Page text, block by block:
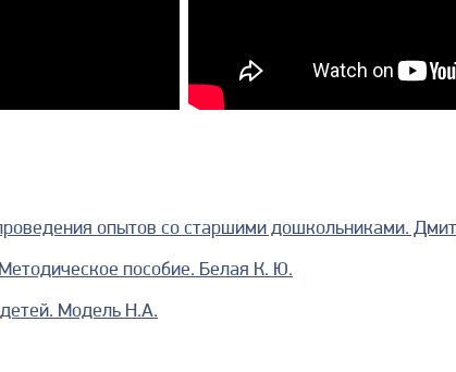
опытов со старшими дошкольниками.
пособие. Белая К. Ю.
Модель Н.А.